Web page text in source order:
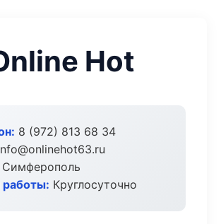
Hot
8 (972) 813 68 34
Симферополь
Круглосуточно